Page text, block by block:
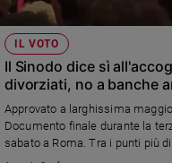
educazione
Genitori
e
figli
Coppia
Scuola
IL VOTO
Il Sinodo dice sì
divorziati, no a banche
Approvato a larghissima
Documento finale durante la
sabato a Roma. Tra i punti più
Lgbtq+ con l’invito a parrocchie